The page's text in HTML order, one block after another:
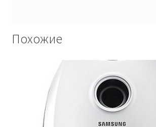
Похожие